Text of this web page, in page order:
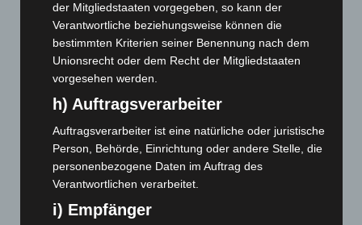
März 2025(111)
Februar 2025(96)
Januar 2025(88)
Dezember 2024
November 2024(94)
Oktober 2024(93)
September 2024(112)
August 2024(107)
Juli 2024(89)
der Mitgliedstaaten vorgegeben, so kann der
Verantwortliche beziehungsweise können die
bestimmten Kriterien seiner Benennung nach dem
Unionsrecht oder dem Recht der Mitgliedstaaten
vorgesehen werden.
h) Auftragsverarbeiter
Auftragsverarbeiter ist eine natürliche oder juristische
Person, Behörde, Einrichtung oder andere Stelle, die
personenbezogene Daten im Auftrag des
Verantwortlichen verarbeitet.
i) Empfänger